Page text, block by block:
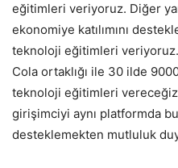
eğitimleri veriyoruz. Diğer
ekonomiye katılımını
teknoloji eğitimleri
Cola ortaklığı ile 30 ilde
teknoloji eğitimleri
girişimciyi aynı platformda
desteklemekten mutluluk